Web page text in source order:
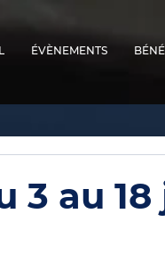
ÉVÈNEMENTS
3 au 18